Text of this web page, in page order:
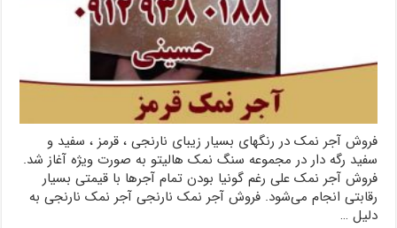
فروش آجر نمک در رنگهای بسیار زیبای نارنجی ، قرمز ، سفید و
سفید رگه دار در مجموعه سنگ نمک هالیتو به صورت ویژه آغاز شد.
فروش آجر نمک علی رغم گونیا بودن تمام آجرها با قیمتی بسیار
رقابتی انجام می‌شود. فروش آجر نمک نارنجی آجر نمک نارنجی به
دلیل …